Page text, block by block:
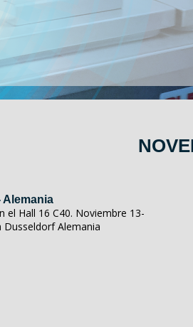
Alemania
el Hall 16 C40. Noviembre 13-
Dusseldorf Alemania